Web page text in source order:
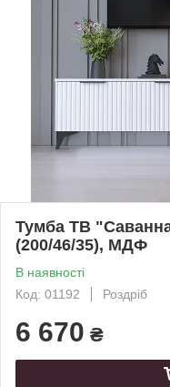
Тумба ТВ
(200/46/35), МДФ
В наявності
Код: 01192
Роздріб
6 670 ₴